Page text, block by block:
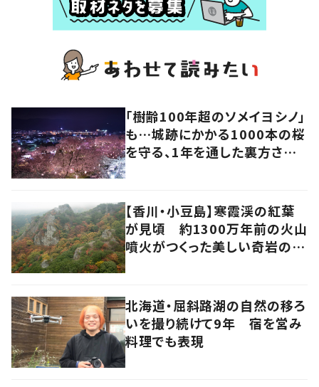
「樹齢100年超のソメイヨシノ」
も…城跡にかかる1000本の桜
を守る、1年を通した裏方さん
【香川・小豆島】寒霞渓の紅葉
が見頃 約1300万年前の火山
噴火がつくった美しい奇岩の景
北海道・屈斜路湖の自然の移ろ
いを撮り続けて9年 宿を営み
料理でも表現